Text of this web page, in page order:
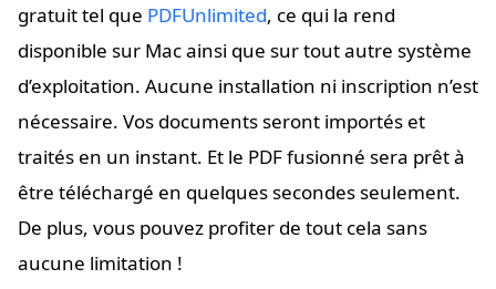
gratuit tel que PDFUnlimited, ce qui la rend
disponible sur Mac ainsi que sur tout autre système
d’exploitation. Aucune installation ni inscription n’est
nécessaire. Vos documents seront importés et
traités en un instant. Et le PDF fusionné sera prêt à
être téléchargé en quelques secondes seulement.
De plus, vous pouvez profiter de tout cela sans
aucune limitation !